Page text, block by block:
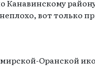
Канавинскому
вот только
Оранской